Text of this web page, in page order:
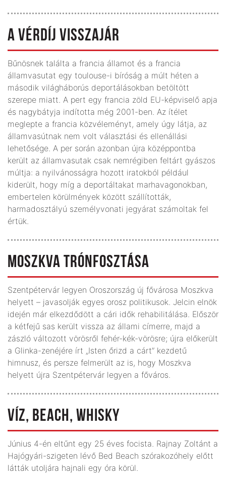
A VÉRDÍJ VISSZAJÁR
Bűnösnek találta a francia államot és a francia
államvasutat egy toulouse-i bíróság a múlt héten a
második világháborús deportálásokban betöltött
szerepe miatt. A pert egy francia zöld EU-képviselő apja
és nagybátyja indította még 2001-ben. Az ítélet
meglepte a francia közvéleményt, amely úgy látja, az
államvasútnak nem volt választási és ellenállási
lehetősége. A per során azonban újra középpontba
került az államvasutak csak nemrégiben feltárt gyászos
múltja: a nyilvánosságra hozott iratokból például
kiderült, hogy míg a deportáltakat marhavagonokban,
embertelen körülmények között szállították,
harmadosztályú személyvonati jegyárat számoltak fel
értük.
MOSZKVA TRÓNFOSZTÁSA
Szentpétervár legyen Oroszország új fővárosa Moszkva
helyett – javasolják egyes orosz politikusok. Jelcin elnök
idején már elkezdődött a cári idők rehabilitálása. Először
a kétfejű sas került vissza az állami címerre, majd a
zászló változott vörösről fehér-kék-vörösre; újra előkerült
a Glinka-zenéjére írt „Isten őrizd a cárt” kezdetű
himnusz, és persze felmerült az is, hogy Moszkva
helyett újra Szentpétervár legyen a főváros.
VÍZ, BEACH, WHISKY
Június 4-én eltűnt egy 25 éves focista. Rajnay Zoltánt a
Hajógyári-szigeten lévő Bed Beach szórakozóhely előtt
látták utoljára hajnali egy óra körül.